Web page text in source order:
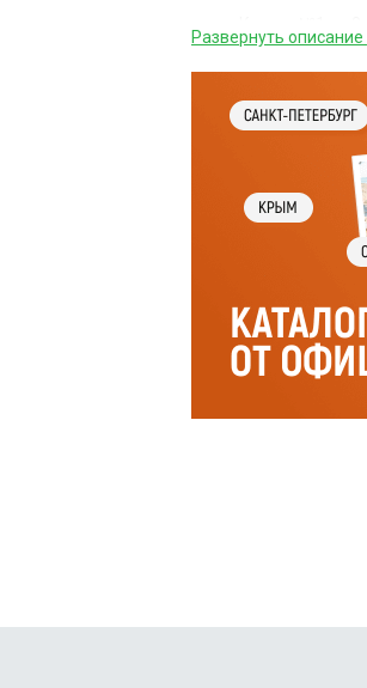
Корпус №2 на
Оба корпуса имеют
номерах
бытовой техникой,
Для гостей
Инфраструктура
На территории
мангалом и площадка
У отеля есть своя